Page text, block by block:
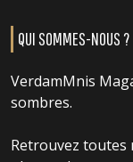
QUI SOMMES-NOUS ?
VerdamMnis
sombres.
Retrouvez toutes